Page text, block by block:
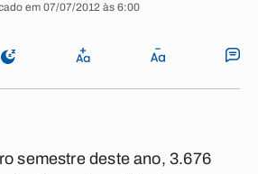
em 07/07/2012 às 6:00
semestre deste ano, 3.676